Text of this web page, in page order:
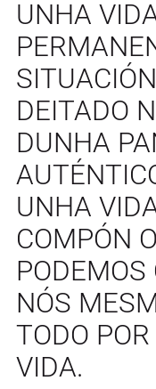
UNHA
DEITADO
DUNHA
UNHA
COMPÓN
NÓS
TODO
VIDA.